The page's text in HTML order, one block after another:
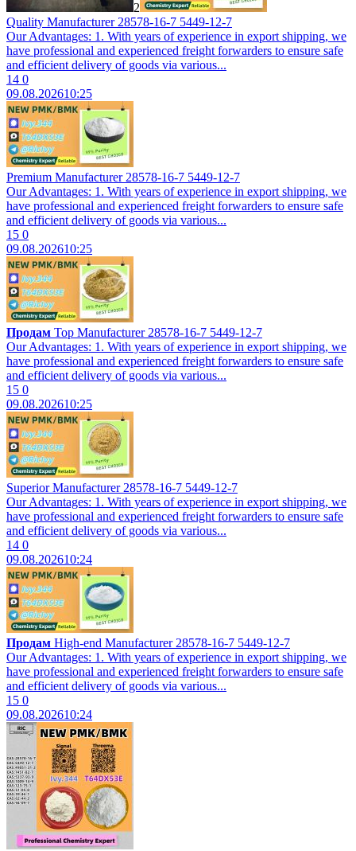
2
Quality Manufacturer 28578-16-7 5449-12-7
Our Advantages: 1. With years of experience in export shipping, we
have professional and experienced freight forwarders to ensure safe
and efficient delivery of goods via various...
14 0
09.08.202610:25
Premium Manufacturer 28578-16-7 5449-12-7
Our Advantages: 1. With years of experience in export shipping, we
have professional and experienced freight forwarders to ensure safe
and efficient delivery of goods via various...
15 0
09.08.202610:25
Продам Top Manufacturer 28578-16-7 5449-12-7
Our Advantages: 1. With years of experience in export shipping, we
have professional and experienced freight forwarders to ensure safe
and efficient delivery of goods via various...
15 0
09.08.202610:25
Superior Manufacturer 28578-16-7 5449-12-7
Our Advantages: 1. With years of experience in export shipping, we
have professional and experienced freight forwarders to ensure safe
and efficient delivery of goods via various...
14 0
09.08.202610:24
Продам High-end Manufacturer 28578-16-7 5449-12-7
Our Advantages: 1. With years of experience in export shipping, we
have professional and experienced freight forwarders to ensure safe
and efficient delivery of goods via various...
15 0
09.08.202610:24